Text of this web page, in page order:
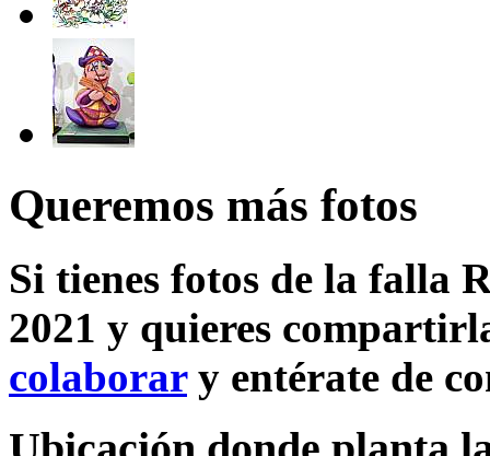
Queremos más fotos
Si tienes fotos de la falla
2021 y quieres
colaborary entérate de